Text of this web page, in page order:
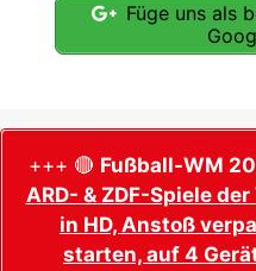
Füge uns als
+++ 🔴 Fußball-WM
ARD- & ZDF-Spiele
in HD, Anstoß
starten, auf 4